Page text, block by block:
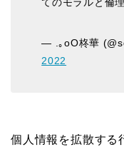
— .｡oO柊華
2022
個人情報を拡散する